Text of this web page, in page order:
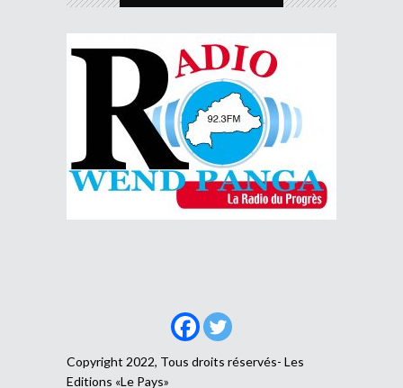
Copyright 2022, Tous droits réservés- Les
Editions «Le Pays»